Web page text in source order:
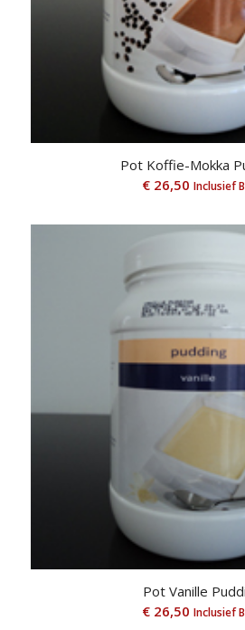
Pot Koffie-Mokka
€ 26,50 Inclusief
Pot Vanille
€ 26,50 Inclusief